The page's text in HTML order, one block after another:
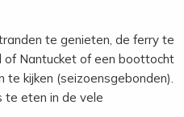
te genieten, de ferry te
of Nantucket of een boottocht
te kijken (seizoensgebonden).
te eten in de vele